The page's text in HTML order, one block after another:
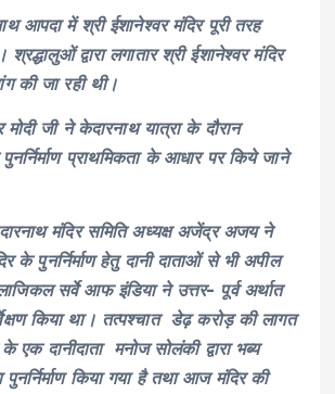
आपदा में श्री ईशानेश्वर मंदिर पूरी तरह
द्वारा लगातार श्री ईशानेश्वर मंदिर
की जा रही थी।
मोदी जी ने केदारनाथ यात्रा के दौरान
प्राथमिकता के आधार पर किये जाने
मंदिर समिति अध्यक्ष अजेंद्र अजय ने
के पुनर्निर्माण हेतु दानी दाताओं से भी अपील
सर्वे आफ इंडिया ने उत्तर- पूर्व अर्थात
किया था। तत्पश्चात डेढ़ करोड़ की लागत
एक दानीदाता मनोज सोलंकी द्वारा भब्य
पुनर्निर्माण किया गया है तथा आज मंदिर की